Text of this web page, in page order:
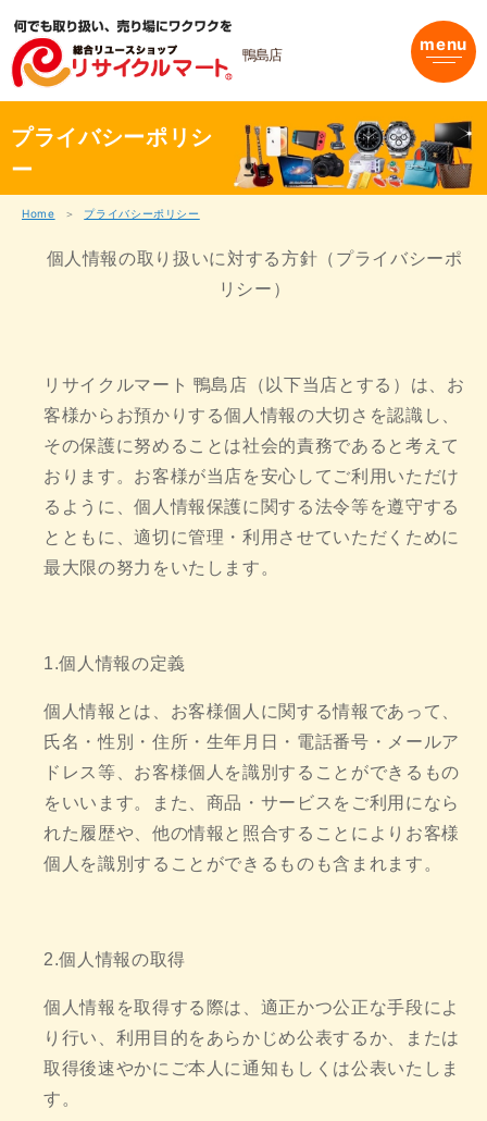
ス
プ
鴨島店 menu
プライバシーポリシ
ー
Home プライバシーポリシー
個人情報の取り扱いに対する方針（プライバシーポ
リシー）
リサイクルマート 鴨島店（以下当店とする）は、お
客様からお預かりする個人情報の大切さを認識し、
その保護に努めることは社会的責務であると考えて
おります。お客様が当店を安心してご利用いただけ
るように、個人情報保護に関する法令等を遵守する
とともに、適切に管理・利用させていただくために
最大限の努力をいたします。
1.個人情報の定義
個人情報とは、お客様個人に関する情報であって、
氏名・性別・住所・生年月日・電話番号・メールア
ドレス等、お客様個人を識別することができるもの
をいいます。また、商品・サービスをご利用になら
れた履歴や、他の情報と照合することによりお客様
個人を識別することができるものも含まれます。
2.個人情報の取得
個人情報を取得する際は、適正かつ公正な手段によ
り行い、利用目的をあらかじめ公表するか、または
取得後速やかにご本人に通知もしくは公表いたしま
す。